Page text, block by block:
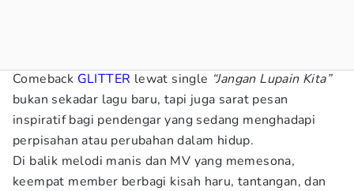
Comeback GLITTER lewat single “Jangan Lupain Kita”
bukan sekadar lagu baru, tapi juga sarat pesan
inspiratif bagi pendengar yang sedang menghadapi
perpisahan atau perubahan dalam hidup.
Di balik melodi manis dan MV yang memesona,
keempat member berbagi kisah haru, tantangan, dan